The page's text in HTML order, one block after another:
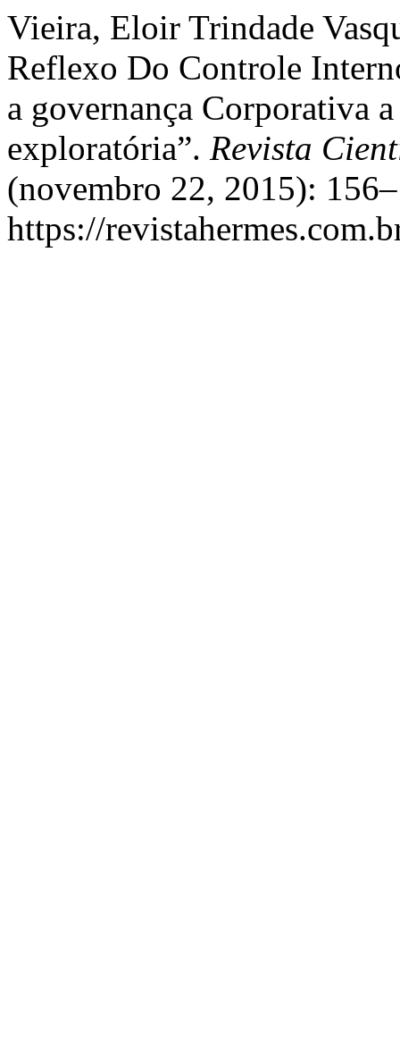
Vieira, Eloir Trindade
Reflexo Do Controle
a governança Corporativa
exploratória”. Revista
(novembro 22, 2015):
https://